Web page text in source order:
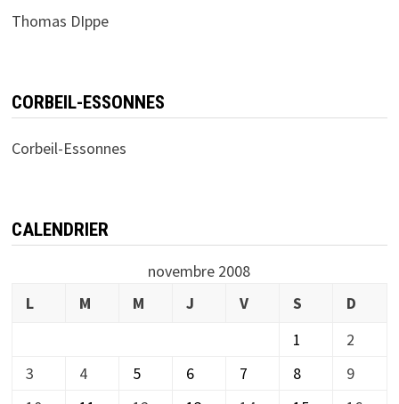
Thomas DIppe
CORBEIL-ESSONNES
Corbeil-Essonnes
CALENDRIER
novembre 2008
L
M M J V S
D
1
2
3
4 5 6 7 8
9